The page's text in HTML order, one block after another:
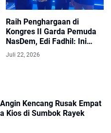
Raih Penghargaan di
Kongres II Garda Pemuda
NasDem, Edi Fadhil: Ini
Milik Seluruh Relawan
Juli 22, 2026
Kencang Rusak Empat
Kios di Sumbok Rayek